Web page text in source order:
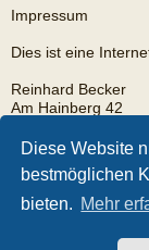
Diese Website
bestmöglichen
bieten. Mehr
Impressum
Dies ist eine
Reinhard Becker
Am Hainberg 42
EMail:
Startseite Foren